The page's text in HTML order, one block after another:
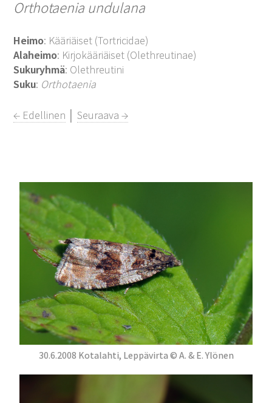
Orthotaenia undulana
Heimo: Kääriäiset (Tortricidae)
Alaheimo: Kirjokääriäiset (Olethreutinae)
Sukuryhmä: Olethreutini
Suku: Orthotaenia
← Edellinen │Seuraava →
30.6.2008 Kotalahti, Leppävirta © A. & E. Ylönen